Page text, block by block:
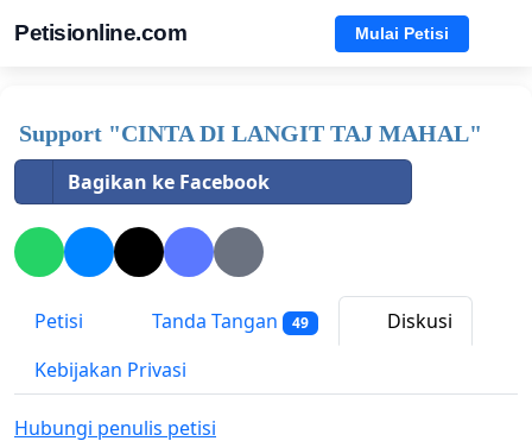
Petisionline.com Mulai Petisi
Support "CINTA DI LANGIT TAJ MAHAL"
Bagikan ke Facebook
Petisi Tanda Tangan 49
Diskusi
Kebijakan Privasi
Hubungi penulis petisi